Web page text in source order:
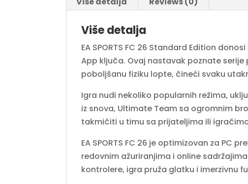
Više detalja
EA SPORTS FC 26 Standard Edition
App ključa. Ovaj nastavak poznate
poboljšanu fiziku lopte, čineći svaku
Igra nudi nekoliko popularnih režima,
iz snova, Ultimate Team sa ogromnim
takmičiti u timu sa prijateljima ili
EA SPORTS FC 26 je optimizovan za
redovnim ažuriranjima i online
kontrolere, igra pruža glatku i imerzivnu